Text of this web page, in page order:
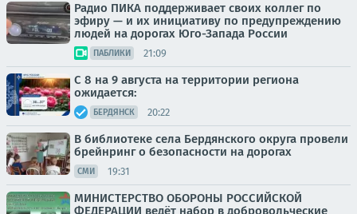
Радио ПИКА поддерживает своих коллег по
эфиру — и их инициативу по предупреждению
людей на дорогах Юго-Запада России
ПАБЛИКИ 21:09
С 8 на 9 августа на территории региона
ожидается:
БЕРДЯНСК 20:22
В библиотеке села Бердянского округа провели
брейнринг о безопасности на дорогах
СМИ 19:31
МИНИСТЕРСТВО ОБОРОНЫ РОССИЙСКОЙ
ФЕДЕРАЦИИ ведёт набор в добровольческие